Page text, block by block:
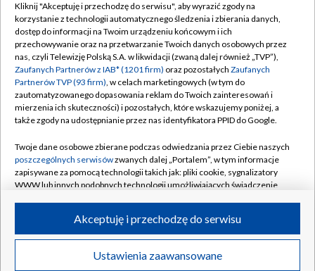
TVP
Abonament TVP
Emisja w TVP
Centrum informacji TVP
Naziemna Telewizja Cyfrowa
Rada Programowa
System NOS
Informacje o nadawcy
Program dla prasy
Regulamin TVP
Polityka prywatności
Moje zgody
Pomoc
Kontakt
Kanały
©2026 Telewizja Polska S.A. w likwidacji
Kliknij "Akceptuję i przechodzę do serwisu", aby wyrazić zgody na
korzystanie z technologii automatycznego śledzenia i zbierania danych,
dostęp do informacji na Twoim urządzeniu końcowym i ich
przechowywanie oraz na przetwarzanie Twoich danych osobowych przez
nas, czyli Telewizję Polską S.A. w likwidacji (zwaną dalej również „TVP”),
Zaufanych Partnerów z IAB* (1201 firm) oraz pozostałych Zaufanych
Partnerów TVP (93 firm), w celach marketingowych (w tym do
zautomatyzowanego dopasowania reklam do Twoich zainteresowań i
mierzenia ich skuteczności) i pozostałych, które wskazujemy poniżej, a
także zgody na udostępnianie przez nas identyfikatora PPID do Google.
Twoje dane osobowe zbierane podczas odwiedzania przez Ciebie naszych
poszczególnych serwisówzwanych dalej „Portalem”, w tym informacje
zapisywane za pomocą technologii takich jak: pliki cookie, sygnalizatory
WWW lub innych podobnych technologii umożliwiających świadczenie
ruchu w Internecie.
Twoje dane osobowe zbierane podczas odwiedzania przez Ciebie
poszczególnych serwisówna Portalu, takie jak adresy IP, identyfikatory
Ustawienia zaawansowane
Akceptuję i przechodzę do serwisu